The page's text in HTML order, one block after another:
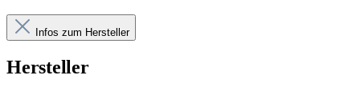
Infos zum Hersteller
Hersteller